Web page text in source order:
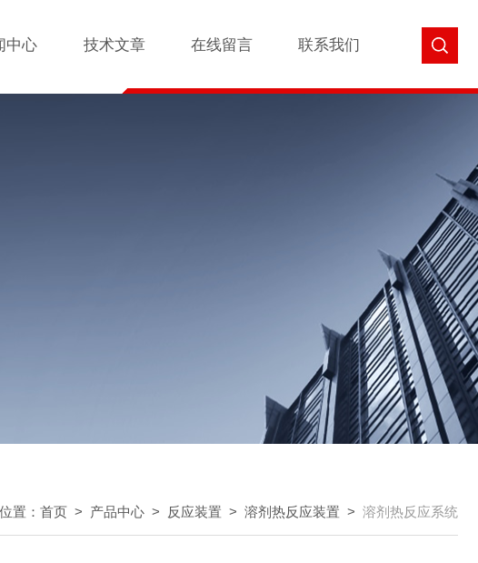
中心 技术文章 在线留言 联系我们
置： 首页 > 产品中心 > 反应装置 > 溶剂热反应装置 > 溶剂热反应系统